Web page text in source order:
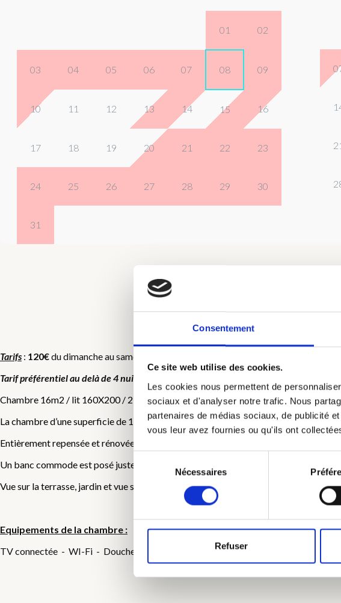
Consentement
Ce site web utilise des cookies.
Les cookies nous permettent de
sociaux et d'analyser notre trafic. Nous
partenaires de médias sociaux, de publicité
vous leur avez fournies ou qu'ils ont
consentement
Nécessaires
Refuser
01 02
03 04 05 06 07 08 09
10 11 12 13 14 15 16
17 18 19 20 21 22 23
24 25 26 27 28 29 30
31
Chambre
Tarifs : 120€du dimanche au samedi et
du samedi au dimanche, de 1 à 2
Tarif préférentiel au delà de 4 nuits
Chambre 16m2 / lit 160X200 / 2 personnes / insonorisée
La chambre d’une superficie de 16 m2, était auparavant une des 8 chambres, avec la
Entièrement repensée et rénovée à base de produits naturels, enduit à la chaux,
Un banc commode est posé juste devant le lit vous permettant d’entreposer vos
Vue sur la terrasse, jardin et vue sur le Belvédère.
Equipements de la chambre :
TV connectée - WI-Fi - Douche à l’italienne - Volets + stores occultants - Prêt